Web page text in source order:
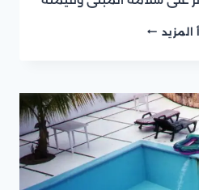
المزيد شركة